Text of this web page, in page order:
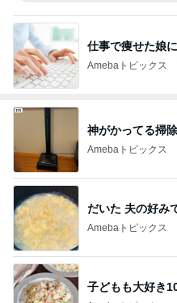
仕事で痩せた娘
Amebaトピックス
神がかってる掃
Amebaトピックス
だいた 夫の好み
Amebaトピックス
子どもも大好き